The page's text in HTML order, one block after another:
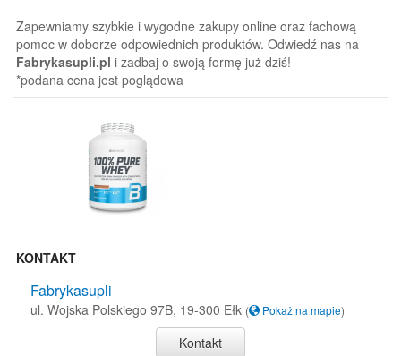
Zapewniamy szybkie i wygodne zakupy online oraz fachową
pomoc w doborze odpowiednich produktów. Odwiedź nas na
Fabrykasupli.pl i zadbaj o swoją formę już dziś!
*podana cena jest poglądowa
KONTAKT
Fabrykasupli
ul. Wojska Polskiego 97B, 19-300 Ełk ( Pokaż na mapie)
Kontakt